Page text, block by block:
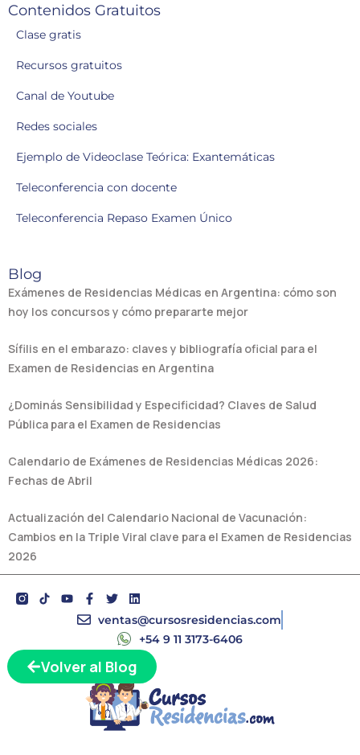
Volver al Blog
Contenidos Gratuitos
Clase gratis
Recursos gratuitos
Canal de Youtube
Redes sociales
Ejemplo de Videoclase Teórica: Exantemáticas
Teleconferencia con docente
Teleconferencia Repaso Examen Único
Blog
Exámenes de Residencias Médicas en Argentina: cómo son
hoy los concursos y cómo prepararte mejor
Sífilis en el embarazo: claves y bibliografía oficial para el
Examen de Residencias en Argentina
¿Dominás Sensibilidad y Especificidad? Claves de Salud
Pública para el Examen de Residencias
Calendario de Exámenes de Residencias Médicas 2026:
Fechas de Abril
Actualización del Calendario Nacional de Vacunación:
Cambios en la Triple Viral clave para el Examen de Residencias
2026
Y
o
e
F
a
c
o
k
-
f
T
w
i
r
L
i
n
e
i
n
ventas@cursosresidencias.com
+54 9 11 3173-6406